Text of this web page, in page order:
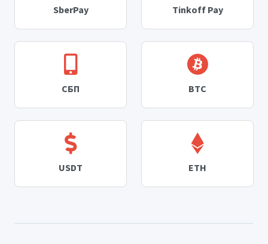
SberPay Tinkoff Pay
СБП BTC
USDT ETH